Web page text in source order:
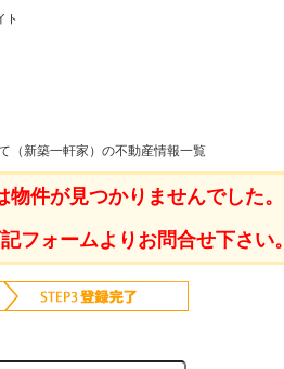
ト
（新築一軒家）の不動産情報一覧
件が見つかりませんでした。
フォームよりお問合せ下さい。